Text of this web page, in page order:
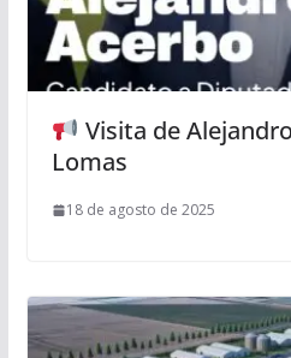
Visita de
Lomas
18 de agosto de 2025